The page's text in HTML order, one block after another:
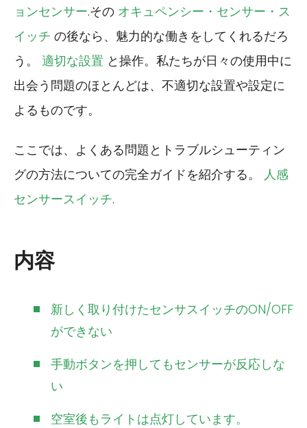
ョンセンサー.その オキュペンシー・センサー・ス
イッチ の後なら、魅力的な働きをしてくれるだろ
う。 適切な設置 と操作。私たちが日々の使用中に
出会う問題のほとんどは、不適切な設置や設定に
よるものです。
ここでは、よくある問題とトラブルシューティン
グの方法についての完全ガイドを紹介する。
人感
センサースイッチ.
内容
新しく取り付けたセンサスイッチのON/OFF
ができない
手動ボタンを押してもセンサーが反応しな
い
空室後もライトは点灯しています。